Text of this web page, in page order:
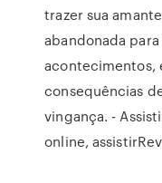
trazer sua
abandonada
acontecimentos,
consequências
vingança. -
online,